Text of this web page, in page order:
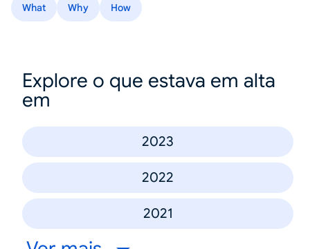
What Why How
Explore o que estava em alta
em
2023
2022
2021